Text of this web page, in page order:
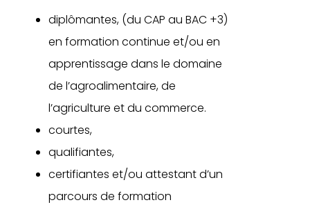
diplômantes, (du CAP au BAC +3)
en formation continue et/ou en
apprentissage dans le domaine
de l’agroalimentaire, de
l’agriculture et du commerce.
courtes,
qualifiantes,
certifiantes et/ou attestant d’un
parcours de formation